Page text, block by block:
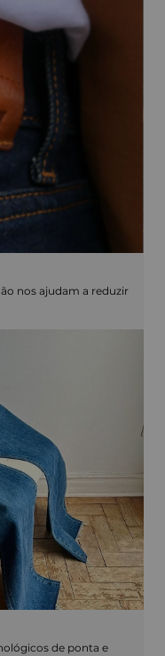
nos ajudam a reduzir
de ponta e